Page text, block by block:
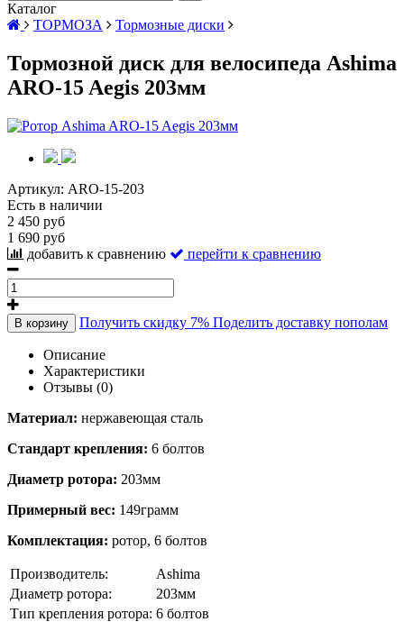
Каталог
ТОРМОЗА
Тормозные диски
Тормозной диск для велосипеда Ashima
ARO-15 Aegis 203мм
Артикул: ARO-15-203
Есть в наличии
2 450 руб
1 690 руб
добавить к сравнению
перейти к сравнению
В корзину Получить скидку 7% Поделить доставку пополам
Описание
Характеристики
Отзывы (0)
Материал: нержавеющая сталь
Стандарт крепления: 6 болтов
Диаметр ротора: 203мм
Примерный вес: 149грамм
Комплектация: ротор, 6 болтов
Производитель:
Ashima
Диаметр ротора:
203мм
Тип крепления ротора: 6 болтов